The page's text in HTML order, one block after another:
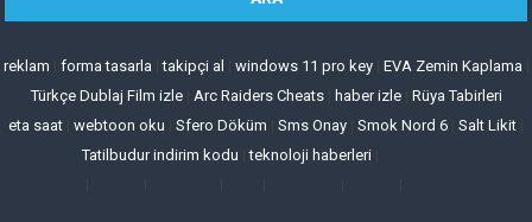
reklam forma tasarla |takipçi al windows 11 pro key| EVA Zemin Kaplama
Türkçe Dublaj Film izle| Arc Raiders Cheats| haber izle| Rüya Tabirleri
eta saat webtoon oku Sfero Döküm Sms Onay Smok Nord 6 Salt Likit
Tatilbudur indirim kodu |teknoloji haberleri|